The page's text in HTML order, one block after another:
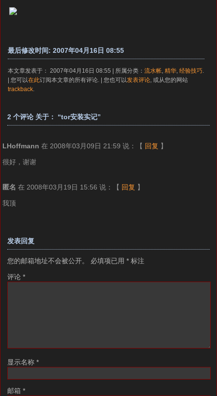
最后修改时间: 2007年04月16日 08:55
本文章发表于： 2007年04月16日 08:55 | 所属分类：流水帐 ,精华 ,经验技巧
| 您可以在此订阅本文章的所有评论. | 您也可以 发表评论 , 或从您的网站
trackback
2 个评论 关于： “tor安装实记”
LHoffmann 在 2008年03月09日 21:59 说： 【 回复 】
很好，谢谢
匿名 在 2008年03月19日 15:56 说： 【 回复 】
我顶
发表回复
您的邮箱地址不会被公开。 必填项已用 * 标注
评论 *
显示名称 *
邮箱 *